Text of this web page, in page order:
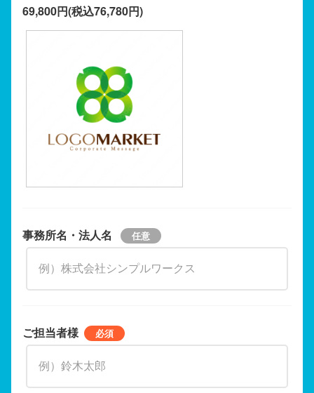
69,800円(税込76,780円)
事務所名・法人名
ご担当者様